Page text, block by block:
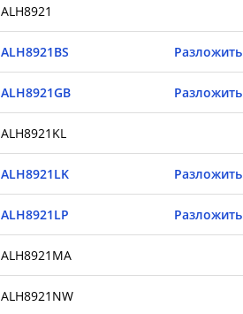
ALH8921
ALH8921BS Разложить
ALH8921GB Разложить
ALH8921KL
ALH8921LK Разложить
ALH8921LP Разложить
ALH8921MA
ALH8921NW